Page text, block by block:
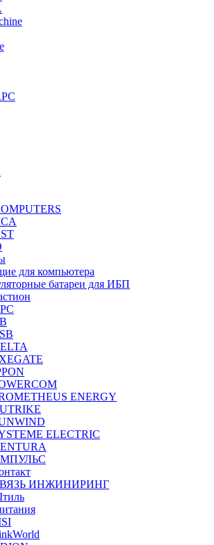
для компьютера
батареи для ИБП
ENERGY
ELECTRIC
ИНЖИНИРИНГ